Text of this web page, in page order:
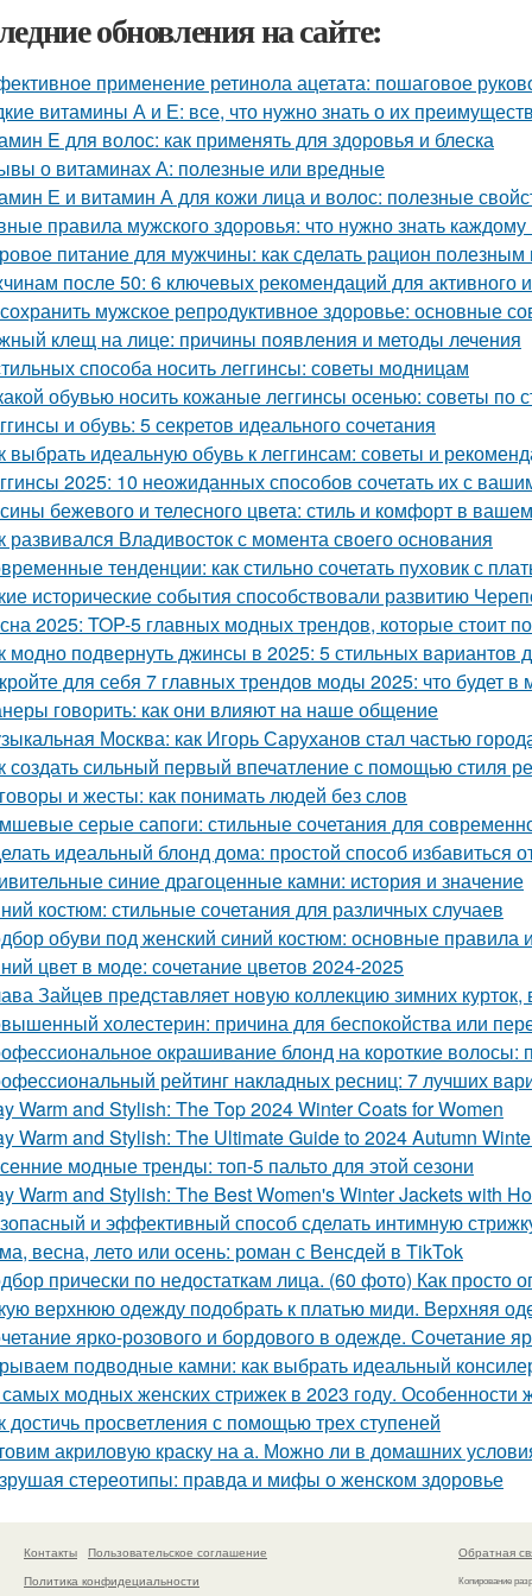
обновления на сайте:
применение ретинола ацетата: пошаговое
витамины А и Е: все, что нужно знать о их
E для волос: как применять для здоровья и блеска
о витаминах А: полезные или вредные
Е и витамин А для кожи лица и волос: полезные
правила мужского здоровья: что нужно знать
питание для мужчины: как сделать рацион
после 50: 6 ключевых рекомендаций для активного
мужское репродуктивное здоровье: основные
клещ на лице: причины появления и методы лечения
способа носить леггинсы: советы модницам
обувью носить кожаные леггинсы осенью: советы по
и обувь: 5 секретов идеального сочетания
выбрать идеальную обувь к леггинсам: советы и
2025: 10 неожиданных способов сочетать их с
бежевого и телесного цвета: стиль и комфорт в
развивался Владивосток с момента своего основания
тенденции: как стильно сочетать пуховик с
исторические события способствовали развитию
2025: TOP-5 главных модных трендов, которые стоит
модно подвернуть джинсы в 2025: 5 стильных вариантов
для себя 7 главных трендов моды 2025: что будет в
говорить: как они влияют на наше общение
Москва: как Игорь Саруханов стал частью
создать сильный первый впечатление с помощью стиля
и жесты: как понимать людей без слов
серые сапоги: стильные сочетания для
идеальный блонд дома: простой способ избавиться
синие драгоценные камни: история и значение
костюм: стильные сочетания для различных случаев
обуви под женский синий костюм: основные правила
цвет в моде: сочетание цветов 2024-2025
Зайцев представляет новую коллекцию зимних
холестерин: причина для беспокойства или
окрашивание блонд на короткие волосы:
рейтинг накладных ресниц: 7 лучших
Warm and Stylish: The Top 2024 Winter Coats for Women
Warm and Stylish: The Ultimate Guide to 2024 Autumn
модные тренды: топ-5 пальто для этой сезони
Warm and Stylish: The Best Women's Winter Jackets with
и эффективный способ сделать интимную
весна, лето или осень: роман с Венсдей в TikTok
прически по недостаткам лица. (60 фото) Как просто
верхнюю одежду подобрать к платью миди. Верхняя
ярко-розового и бордового в одежде. Сочетание
подводные камни: как выбрать идеальный
модных женских стрижек в 2023 году. Особенности
достичь просветления с помощью трех ступеней
акриловую краску на а. Можно ли в домашних
стереотипы: правда и мифы о женском здоровье
Контакты
Пользовательское соглашение
Политика конфидециальности
Обратная
Копирование